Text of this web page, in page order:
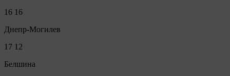
16 16
Днепр-Могилев
17 12
Белшина